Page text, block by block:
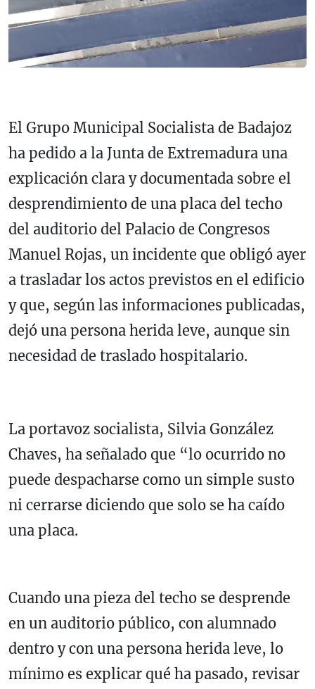
El Grupo Municipal Socialista de Badajoz
ha pedido a la Junta de Extremadura una
explicación clara y documentada sobre el
desprendimiento de una placa del techo
del auditorio del Palacio de Congresos
Manuel Rojas, un incidente que obligó ayer
a trasladar los actos previstos en el edificio
y que, según las informaciones publicadas,
dejó una persona herida leve, aunque sin
necesidad de traslado hospitalario.
La portavoz socialista, Silvia González
Chaves, ha señalado que “lo ocurrido no
puede despacharse como un simple susto
ni cerrarse diciendo que solo se ha caído
una placa.
Cuando una pieza del techo se desprende
en un auditorio público, con alumnado
dentro y con una persona herida leve, lo
mínimo es explicar qué ha pasado, revisar